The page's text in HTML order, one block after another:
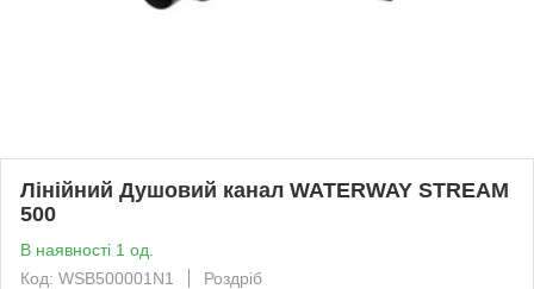
Лінійний Душовий канал WATERWAY STREAM
500
В наявності 1 од.
Код: WSB500001N1
Роздріб